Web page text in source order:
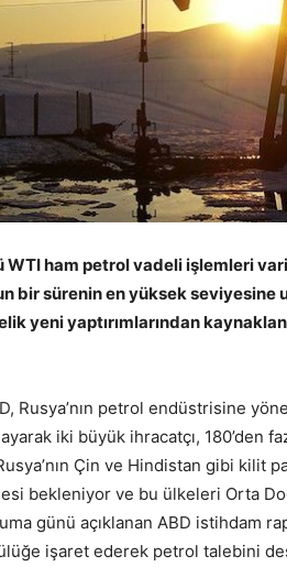
WTI ham petrol vadeli işlemleri
bir sürenin en yüksek seviyesine
yeni yaptırımlarından
Rusya’nın petrol endüstrisine
iki büyük ihracatçı, 180’den
Rusya’nın Çin ve Hindistan gibi
bekleniyor ve bu ülkeleri Orta
günü açıklanan ABD istihdam
işaret ederek petrol talebini